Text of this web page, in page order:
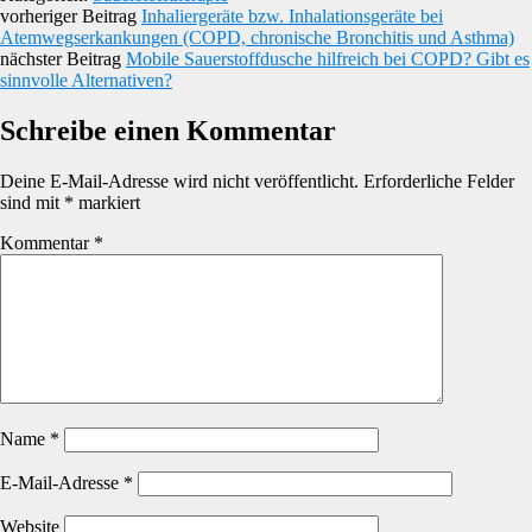
vorheriger Beitrag Inhaliergeräte bzw. Inhalationsgeräte bei
Atemwegserkankungen (COPD, chronische Bronchitis und Asthma)
nächster Beitrag Mobile Sauerstoffdusche hilfreich bei COPD? Gibt es
sinnvolle Alternativen?
Schreibe einen Kommentar
Deine E-Mail-Adresse wird nicht veröffentlicht. Erforderliche Felder
sind mit * markiert
Kommentar *
Name *
E-Mail-Adresse *
Website